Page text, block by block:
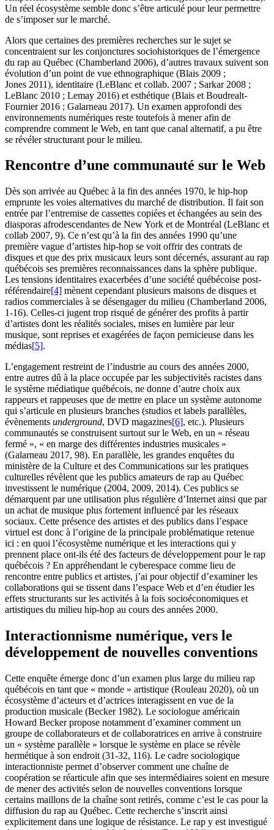
Un réel écosystème semble donc s’être articulé pour leur permettre
de s’imposer sur le marché.
Alors que certaines des premières recherches sur le sujet se
concentraient sur les conjonctures sociohistoriques de l’émergence
du rap au Québec (Chamberland 2006), d’autres travaux suivent son
évolution d’un point de vue ethnographique (Blais 2009 ;
Jones 2011), identitaire (LeBlanc et collab. 2007 ; Sarkar 2008 ;
LeBlanc 2010 ; Lemay 2016) et esthétique (Blais et Boudrealt-
Fournier 2016 ; Galarneau 2017). Un examen approfondi des
environnements numériques reste toutefois à mener afin de
comprendre comment le Web, en tant que canal alternatif, a pu être
se révéler structurant pour le milieu.
Rencontre d’une communauté sur le Web
Dès son arrivée au Québec à la fin des années 1970, le hip-hop
emprunte les voies alternatives du marché de distribution. Il fait son
entrée par l’entremise de cassettes copiées et échangées au sein des
diasporas afrodescendantes de New York et de Montréal (LeBlanc et
collab 2007, 9). Ce n’est qu’à la fin des années 1990 qu’une
première vague d’artistes hip-hop se voit offrir des contrats de
disques et que des prix musicaux leurs sont décernés, assurant au rap
québécois ses premières reconnaissances dans la sphère publique.
Les tensions identitaires exacerbées d’une société québécoise post-
référendaire[4] mènent cependant plusieurs maisons de disques et
radios commerciales à se désengager du milieu (Chamberland 2006,
1-16). Celles-ci jugent trop risqué de générer des profits à partir
d’artistes dont les réalités sociales, mises en lumière par leur
musique, sont reprises et exagérées de façon pernicieuse dans les
médias[5].
L’engagement restreint de l’industrie au cours des années 2000,
entre autres dû à la place occupée par les subjectivités racistes dans
le système médiatique québécois, ne donne d’autre choix aux
rappeurs et rappeuses que de mettre en place un système autonome
qui s’articule en plusieurs branches (studios et labels parallèles,
évènements underground, DVD magazines[6], etc.). Plusieurs
communautés se construisent surtout sur le Web, en un « réseau
fermé », « en marge des différentes industries musicales »
(Galarneau 2017, 98). En parallèle, les grandes enquêtes du
ministère de la Culture et des Communications sur les pratiques
culturelles révèlent que les publics amateurs de rap au Québec
investissent le numérique (2004, 2009, 2014). Ces publics se
démarquent par une utilisation plus régulière d’Internet ainsi que par
un achat de musique plus fortement influencé par les réseaux
sociaux. Cette présence des artistes et des publics dans l’espace
virtuel est donc à l’origine de la principale problématique retenue
ici : en quoi l’écosystème numérique et les interactions qui y
prennent place ont-ils été des facteurs de développement pour le rap
québécois ? En appréhendant le cyberespace comme lieu de
rencontre entre publics et artistes, j’ai pour objectif d’examiner les
collaborations qui se tissent dans l’espace Web et d’en étudier les
effets structurants sur les activités à la fois socioéconomiques et
artistiques du milieu hip-hop au cours des années 2000.
Interactionnisme numérique, vers le
développement de nouvelles conventions
Cette enquête émerge donc d’un examen plus large du milieu rap
québécois en tant que « monde » artistique (Rouleau 2020), où un
écosystème d’acteurs et d’actrices interagissent en vue de la
production musicale (Becker 1982). Le sociologue américain
Howard Becker propose notamment d’examiner comment un
groupe de collaborateurs et de collaboratrices en arrive à construire
un « système parallèle » lorsque le système en place se révèle
hermétique à son endroit (31-32, 116). Le cadre sociologique
interactionniste permet d’observer comment une chaîne de
coopération se réarticule afin que ses intermédiaires soient en mesure
de mener des activités selon de nouvelles conventions lorsque
certains maillons de la chaîne sont retirés, comme c’est le cas pour la
diffusion du rap au Québec. Cette recherche s’inscrit ainsi
explicitement dans une logique de résistance. Le rap y est investigué